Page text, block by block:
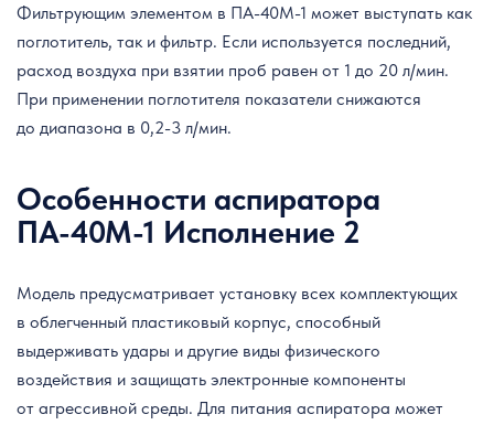
Фильтрующим элементом в ПА-40М-1 может выступать как
поглотитель, так и фильтр. Если используется последний,
расход воздуха при взятии проб равен от 1 до 20 л/мин.
При применении поглотителя показатели снижаются
до диапазона в 0,2-3 л/мин.
Особенности аспиратора
ПА-40М-1 Исполнение 2
Модель предусматривает установку всех комплектующих
в облегченный пластиковый корпус, способный
выдерживать удары и другие виды физического
воздействия и защищать электронные компоненты
от агрессивной среды. Для питания аспиратора может